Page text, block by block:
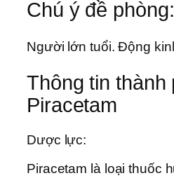
Chú ý đề phòng:
Người lớn tuổi. Ðộng
Thông tin thành
Piracetam
Dược lực:
Piracetam là loại thuốc